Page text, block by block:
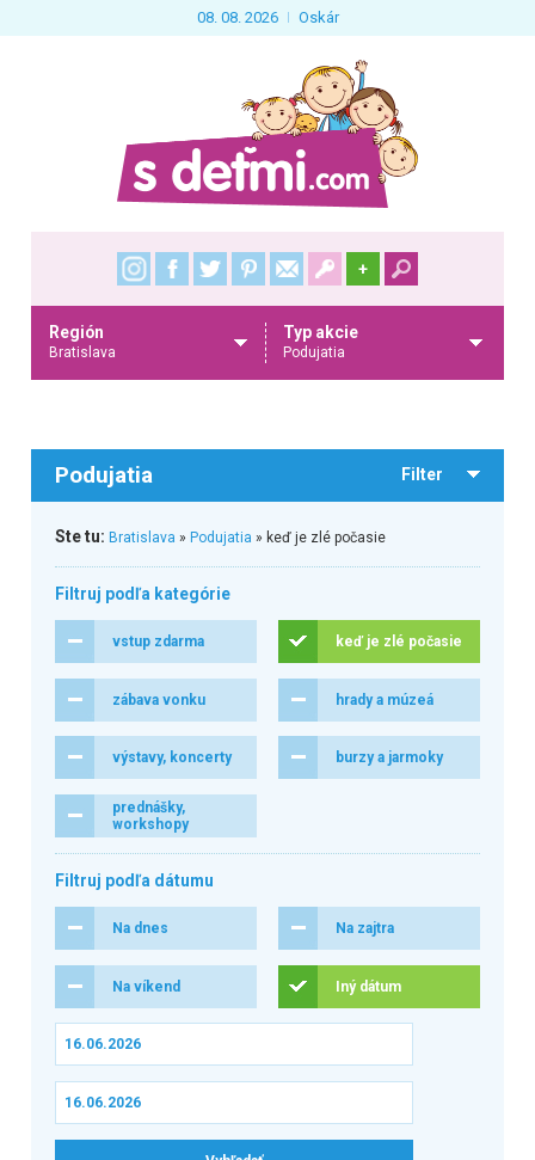
08. 08. 2026 Oskár
+
Región
Bratislava
Typ akcie
Podujatia
Podujatia Filter
Ste tu: Bratislava » Podujatia » keď je zlé počasie
Filtruj podľa kategórie
vstup zdarma keď je zlé počasie
zábava vonku hrady a múzeá
výstavy, koncerty burzy a jarmoky
prednášky,
workshopy
Filtruj podľa dátumu
Na dnes Na zajtra
Na víkend Iný dátum